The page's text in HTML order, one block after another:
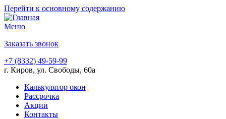
Перейти к основному содержанию
Меню
Заказать звонок
+7 (8332) 49-59-99
г. Киров, ул. Свободы, 60а
Калькулятор окон
Рассрочка
Акции
Контакты